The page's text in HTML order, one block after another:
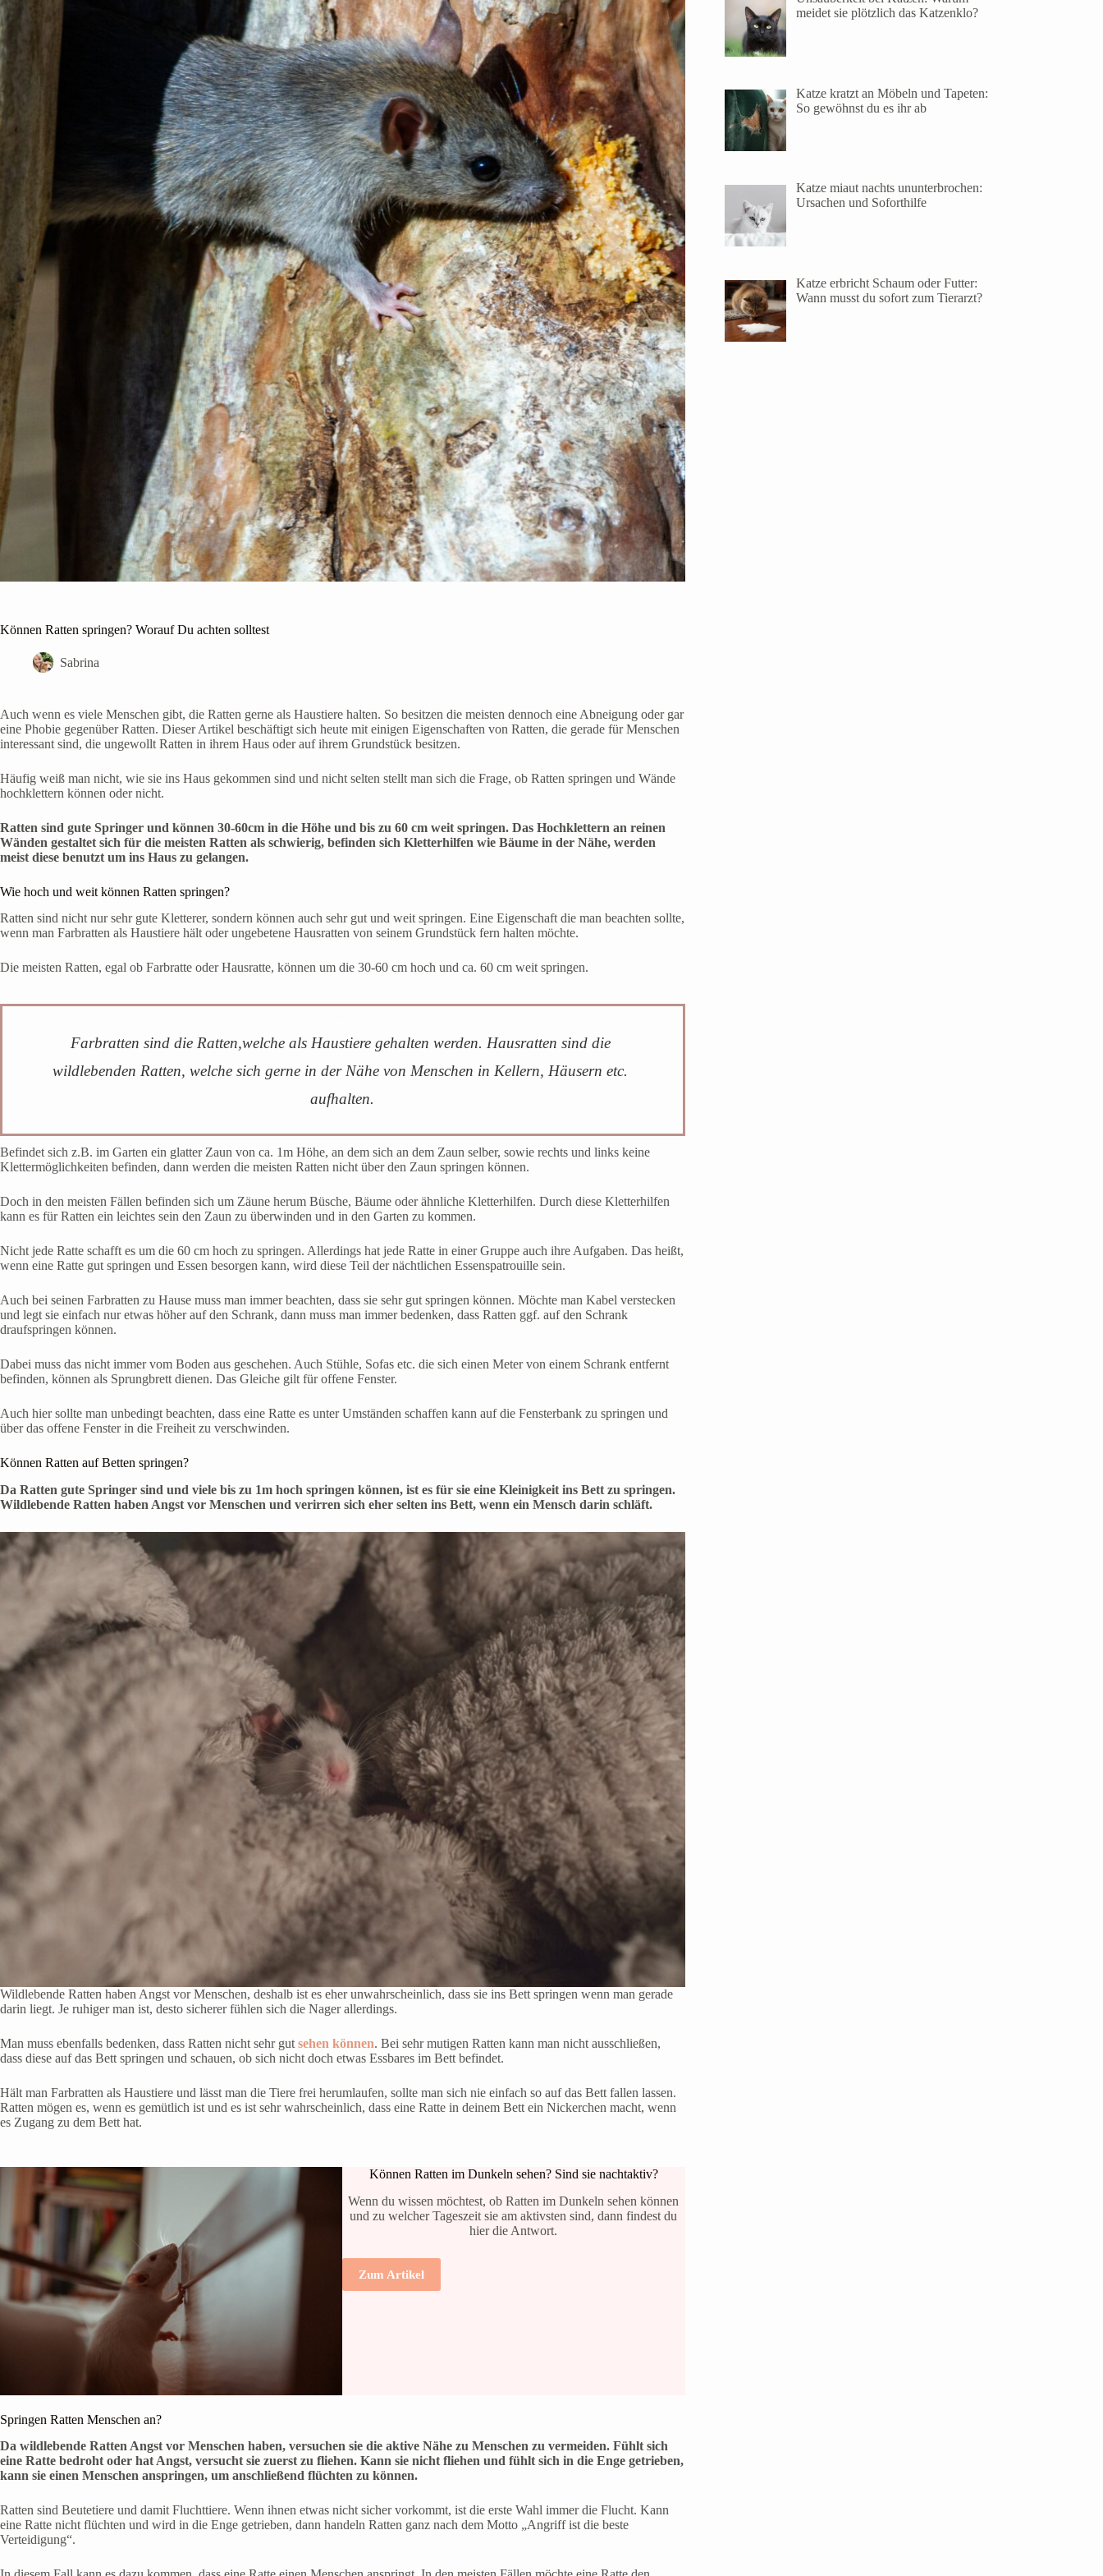
Können Ratten springen? Worauf Du achten solltest
Sabrina
Auch wenn es viele Menschen gibt, die Ratten gerne als Haustiere halten. So besitzen die meisten dennoch eine Abneigung oder gar
eine Phobie gegenüber Ratten. Dieser Artikel beschäftigt sich heute mit einigen Eigenschaften von Ratten, die gerade für Menschen
interessant sind, die ungewollt Ratten in ihrem Haus oder auf ihrem Grundstück besitzen.
Häufig weiß man nicht, wie sie ins Haus gekommen sind und nicht selten stellt man sich die Frage, ob Ratten springen und Wände
hochklettern können oder nicht.
Ratten sind gute Springer und können 30-60cm in die Höhe und bis zu 60 cm weit springen. Das Hochklettern an reinen
Wänden gestaltet sich für die meisten Ratten als schwierig, befinden sich Kletterhilfen wie Bäume in der Nähe, werden
meist diese benutzt um ins Haus zu gelangen.
Wie hoch und weit können Ratten springen?
Ratten sind nicht nur sehr gute Kletterer, sondern können auch sehr gut und weit springen. Eine Eigenschaft die man beachten sollte,
wenn man Farbratten als Haustiere hält oder ungebetene Hausratten von seinem Grundstück fern halten möchte.
Die meisten Ratten, egal ob Farbratte oder Hausratte, können um die 30-60 cm hoch und ca. 60 cm weit springen.
Farbratten sind die Ratten,welche als Haustiere gehalten werden. Hausratten sind die
wildlebenden Ratten, welche sich gerne in der Nähe von Menschen in Kellern, Häusern etc.
aufhalten.
Befindet sich z.B. im Garten ein glatter Zaun von ca. 1m Höhe, an dem sich an dem Zaun selber, sowie rechts und links keine
Klettermöglichkeiten befinden, dann werden die meisten Ratten nicht über den Zaun springen können.
Doch in den meisten Fällen befinden sich um Zäune herum Büsche, Bäume oder ähnliche Kletterhilfen. Durch diese Kletterhilfen
kann es für Ratten ein leichtes sein den Zaun zu überwinden und in den Garten zu kommen.
Nicht jede Ratte schafft es um die 60 cm hoch zu springen. Allerdings hat jede Ratte in einer Gruppe auch ihre Aufgaben. Das heißt,
wenn eine Ratte gut springen und Essen besorgen kann, wird diese Teil der nächtlichen Essenspatrouille sein.
Auch bei seinen Farbratten zu Hause muss man immer beachten, dass sie sehr gut springen können. Möchte man Kabel verstecken
und legt sie einfach nur etwas höher auf den Schrank, dann muss man immer bedenken, dass Ratten ggf. auf den Schrank
draufspringen können.
Dabei muss das nicht immer vom Boden aus geschehen. Auch Stühle, Sofas etc. die sich einen Meter von einem Schrank entfernt
befinden, können als Sprungbrett dienen. Das Gleiche gilt für offene Fenster.
Auch hier sollte man unbedingt beachten, dass eine Ratte es unter Umständen schaffen kann auf die Fensterbank zu springen und
über das offene Fenster in die Freiheit zu verschwinden.
Können Ratten auf Betten springen?
Da Ratten gute Springer sind und viele bis zu 1m hoch springen können, ist es für sie eine Kleinigkeit ins Bett zu springen.
Wildlebende Ratten haben Angst vor Menschen und verirren sich eher selten ins Bett, wenn ein Mensch darin schläft.
Wildlebende Ratten haben Angst vor Menschen, deshalb ist es eher unwahrscheinlich, dass sie ins Bett springen wenn man gerade
darin liegt. Je ruhiger man ist, desto sicherer fühlen sich die Nager allerdings.
Man muss ebenfalls bedenken, dass Ratten nicht sehr gutsehen können. Bei sehr mutigen Ratten kann man nicht ausschließen,
dass diese auf das Bett springen und schauen, ob sich nicht doch etwas Essbares im Bett befindet.
Hält man Farbratten als Haustiere und lässt man die Tiere frei herumlaufen, sollte man sich nie einfach so auf das Bett fallen lassen.
Ratten mögen es, wenn es gemütlich ist und es ist sehr wahrscheinlich, dass eine Ratte in deinem Bett ein Nickerchen macht, wenn
es Zugang zu dem Bett hat.
Können Ratten im Dunkeln sehen? Sind sie nachtaktiv?
Wenn du wissen möchtest, ob Ratten im Dunkeln sehen können
und zu welcher Tageszeit sie am aktivsten sind, dann findest du
hier die Antwort.
Zum Artikel
Springen Ratten Menschen an?
Da wildlebende Ratten Angst vor Menschen haben, versuchen sie die aktive Nähe zu Menschen zu vermeiden. Fühlt sich
eine Ratte bedroht oder hat Angst, versucht sie zuerst zu fliehen. Kann sie nicht fliehen und fühlt sich in die Enge getrieben,
kann sie einen Menschen anspringen, um anschließend flüchten zu können.
Ratten sind Beutetiere und damit Fluchttiere. Wenn ihnen etwas nicht sicher vorkommt, ist die erste Wahl immer die Flucht. Kann
eine Ratte nicht flüchten und wird in die Enge getrieben, dann handeln Ratten ganz nach dem Motto „Angriff ist die beste
Verteidigung“.
meidet sie plötzlich das Katzenklo?
Katze kratzt an Möbeln und Tapeten:
So gewöhnst du es ihr ab
Katze miaut nachts ununterbrochen:
Ursachen und Soforthilfe
Katze erbricht Schaum oder Futter:
Wann musst du sofort zum Tierarzt?